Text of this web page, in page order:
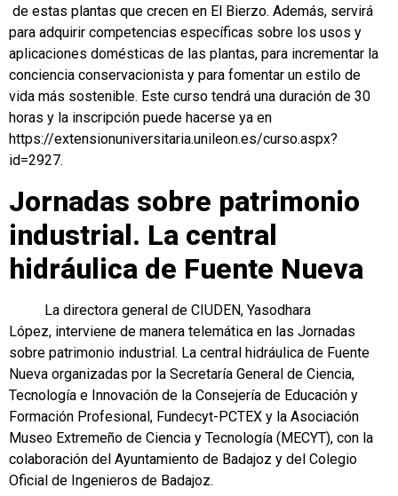
de estas plantas que crecen en El Bierzo. Además, servirá
para adquirir competencias específicas sobre los usos y
aplicaciones domésticas de las plantas, para incrementar la
conciencia conservacionista y para fomentar un estilo de
vida más sostenible. Este curso tendrá una duración de 30
horas y la inscripción puede hacerse ya en
https://extensionuniversitaria.unileon.es/curso.aspx?
id=2927.
Jornadas sobre patrimonio
industrial. La central
hidráulica de Fuente Nueva
La directora general de CIUDEN, Yasodhara
López, interviene de manera telemática en las Jornadas
sobre patrimonio industrial. La central hidráulica de Fuente
Nueva organizadas por la Secretaría General de Ciencia,
Tecnología e Innovación de la Consejería de Educación y
Formación Profesional, Fundecyt-PCTEX y la Asociación
Museo Extremeño de Ciencia y Tecnología (MECYT), con la
colaboración del Ayuntamiento de Badajoz y del Colegio
Oficial de Ingenieros de Badajoz.